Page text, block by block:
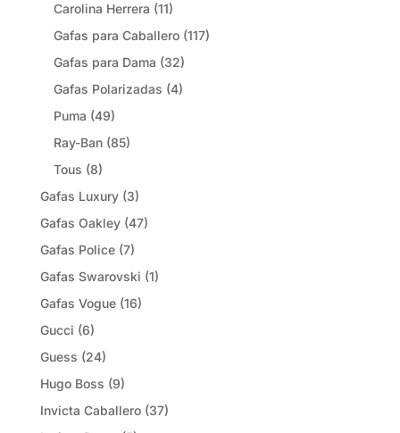
Carolina Herrera (11)
Gafas para Caballero (117)
Gafas para Dama (32)
Gafas Polarizadas (4)
Puma (49)
Ray-Ban (85)
Tous (8)
Gafas Luxury (3)
Gafas Oakley (47)
Gafas Police (7)
Gafas Swarovski (1)
Gafas Vogue (16)
Gucci (6)
Guess (24)
Hugo Boss (9)
Invicta Caballero (37)